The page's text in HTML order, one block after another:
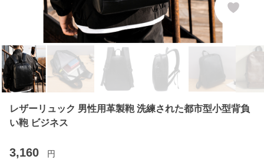
レザーリュック 男性用革製鞄 洗練された都市型小型背負
い鞄 ビジネス
3,160 円